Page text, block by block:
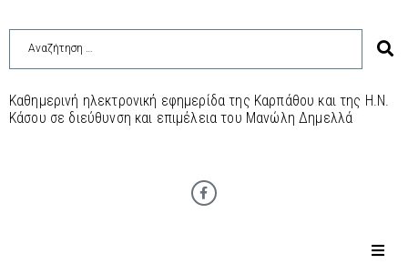
Καθημερινή ηλεκτρονική εφημερίδα της Καρπάθου και της Η.Ν.
Κάσου σε διεύθυνση και επιμέλεια του Μανώλη Δημελλά